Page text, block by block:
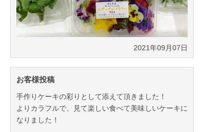
2021年09月07日
お客様投稿
手作りケーキの彩りとして添えて頂きました！
よりカラフルで、見て楽しい食べて美味しいケーキに
なりました！